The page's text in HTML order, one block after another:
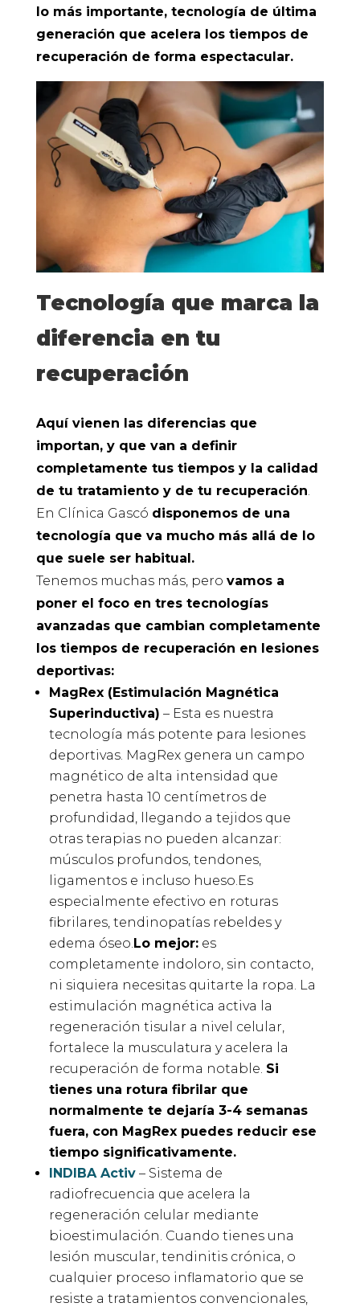
lo más importante, tecnología de última
generación que acelera los tiempos de
recuperación de forma espectacular.
Tecnología que marca la
diferencia en tu
recuperación
Aquí vienen las diferencias que
importan, y que van a definir
completamente tus tiempos y la calidad
de tu tratamiento y de tu recuperación.
En Clínica Gascó disponemos de una
tecnología que va mucho más allá de lo
que suele ser habitual.
Tenemos muchas más, pero vamos a
poner el foco en tres tecnologías
avanzadas que cambian completamente
los tiempos de recuperación en lesiones
deportivas:
MagRex (Estimulación Magnética
Superinductiva) – Esta es nuestra
tecnología más potente para lesiones
deportivas. MagRex genera un campo
magnético de alta intensidad que
penetra hasta 10 centímetros de
profundidad, llegando a tejidos que
otras terapias no pueden alcanzar:
músculos profundos, tendones,
ligamentos e incluso hueso.Es
especialmente efectivo en roturas
fibrilares, tendinopatías rebeldes y
edema óseo. Lo mejor:es
completamente indoloro, sin contacto,
ni siquiera necesitas quitarte la ropa. La
estimulación magnética activa la
regeneración tisular a nivel celular,
fortalece la musculatura y acelera la
recuperación de forma notable. Si
tienes una rotura fibrilar que
normalmente te dejaría 3-4 semanas
fuera, con MagRex puedes reducir ese
tiempo significativamente.
INDIBA Activ– Sistema de
radiofrecuencia que acelera la
regeneración celular mediante
bioestimulación. Cuando tienes una
lesión muscular, tendinitis crónica, o
cualquier proceso inflamatorio que se
resiste a tratamientos convencionales,